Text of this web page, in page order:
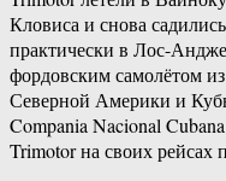
Кловиса и снова
практически в Лос-
фордовским самолётом
Северной Америки и
Compania Nacional
Trimotor на своих